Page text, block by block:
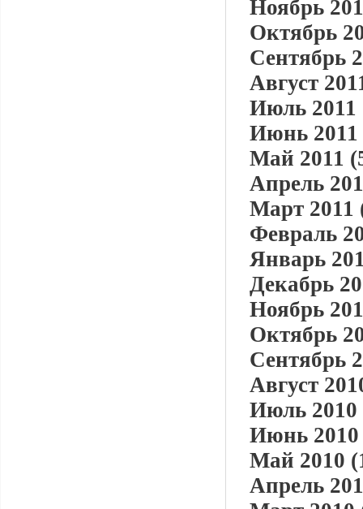
Ноябрь
Октябрь
Сентябрь
Август
Июль 2011
Июнь 2011
Май 2011
Апрель
Март 2011
Февраль
Январь
Декабрь
Ноябрь
Октябрь
Сентябрь
Август
Июль 2010
Июнь 2010
Май 2010
Апрель